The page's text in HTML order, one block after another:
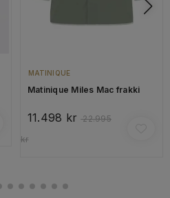
MATINIQUE
Matinique Miles Mac frakki
11.498 kr 22.995
kr